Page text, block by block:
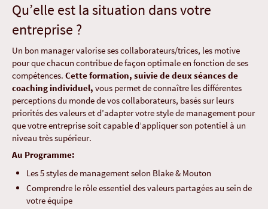
Qu’elle est la situation dans votre
entreprise ?
Un bon manager valorise ses collaborateurs/trices, les motive
pour que chacun contribue de façon optimale en fonction de ses
compétences. Cette formation, suivie de deux séances de
coaching individuel, vous permet de connaître les différentes
perceptions du monde de vos collaborateurs, basés sur leurs
priorités des valeurs et d’adapter votre style de management pour
que votre entreprise soit capable d’appliquer son potentiel à un
niveau très supérieur.
Au Programme:
Les 5 styles de management selon Blake & Mouton
Comprendre le rôle essentiel des valeurs partagées au sein de
votre équipe